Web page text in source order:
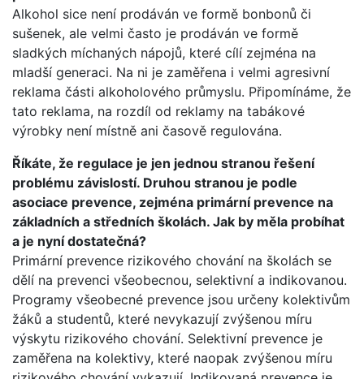
Alkohol sice není prodáván ve formě bonbonů či
sušenek, ale velmi často je prodáván ve formě
sladkých míchaných nápojů, které cílí zejména na
mladší generaci. Na ni je zaměřena i velmi agresivní
reklama části alkoholového průmyslu. Připomínáme, že
tato reklama, na rozdíl od reklamy na tabákové
výrobky není místně ani časově regulována.
Říkáte, že regulace je jen jednou stranou řešení
problému závislostí. Druhou stranou je podle
asociace prevence, zejména primární prevence na
základních a středních školách. Jak by měla probíhat
a je nyní dostatečná?
Primární prevence rizikového chování na školách se
dělí na prevenci všeobecnou, selektivní a indikovanou.
Programy všeobecné prevence jsou určeny kolektivům
žáků a studentů, které nevykazují zvýšenou míru
výskytu rizikového chování. Selektivní prevence je
zaměřena na kolektivy, které naopak zvýšenou míru